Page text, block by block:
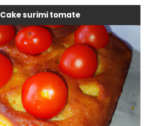
Cake surimi tomate